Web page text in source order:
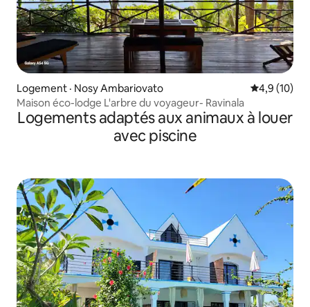
Logement · Nosy Ambariovato Note
4,9 (10)
Maison éco-lodge L'arbre du voyageur- Ravinala
Logements adaptés aux animaux à louer
avec piscine